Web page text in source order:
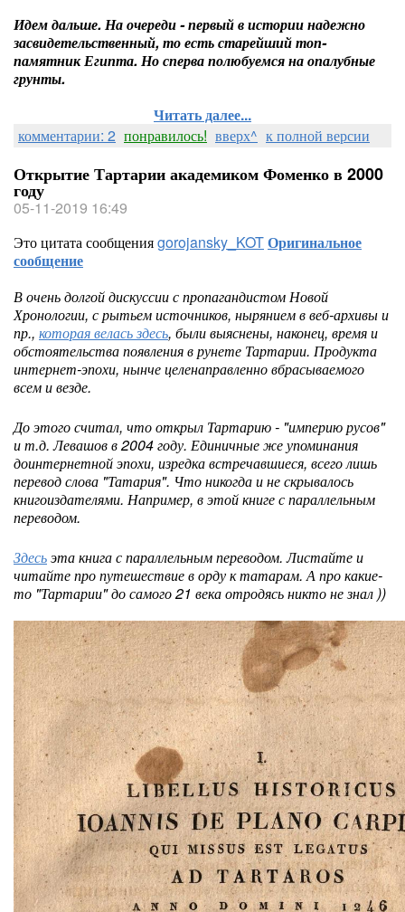
Идем дальше. На очереди - первый в истории надежно
засвидетельственный, то есть старейший топ-
памятник Египта. Но сперва полюбуемся на опалубные
грунты.
Читать далее...
комментарии: 2 понравилось! вверх^ к полной версии
Открытие Тартарии академиком Фоменко в 2000
году
05-11-2019 16:49
Это цитата сообщенияgorojansky_KOTОригинальное
сообщение
В очень долгой дискуссии с пропагандистом Новой
Хронологии, с рытьем источников, нырянием в веб-архивы и
пр., которая велась здесь, были выяснены, наконец, время и
обстоятельства появления в рунете Тартарии. Продукта
интернет-эпохи, нынче целенаправленно вбрасываемого
всем и везде.
До этого считал, что открыл Тартарию - "империю русов"
и т.д. Левашов в 2004 году. Единичные же упоминания
доинтернетной эпохи, изредка встречавшиеся, всего лишь
перевод слова "Татария". Что никогда и не скрывалось
книгоиздателями. Например, в этой книге с параллельным
переводом.
Здесьэта книга с параллельным переводом. Листайте и
читайте про путешествие в орду к татарам. А про какие-
то "Тартарии" до самого 21 века отродясь никто не знал ))